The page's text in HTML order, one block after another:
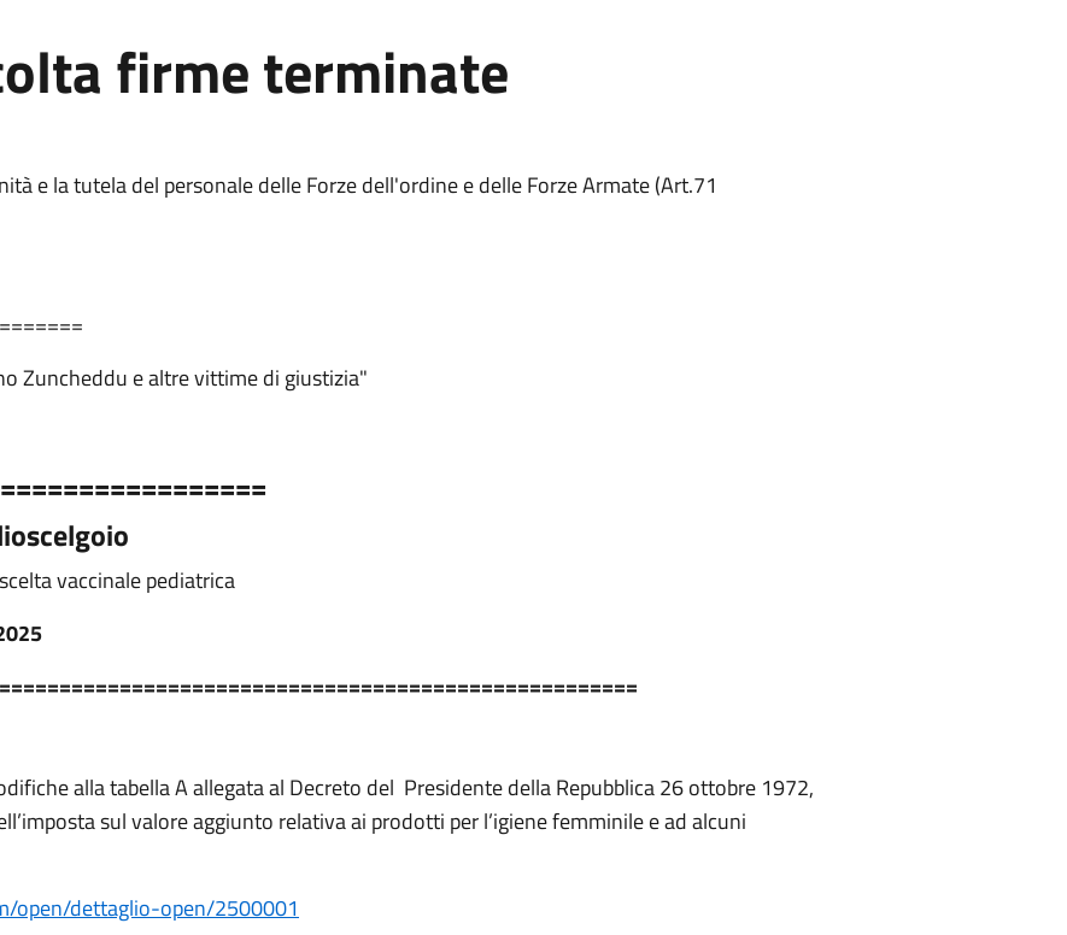
firme terminate
e la tutela del personale delle Forze dell'ordine e delle Forze Armate (Art.71
Zuncheddu e altre vittime di giustizia"
vaccinale pediatrica
alla tabella A allegata al Decreto del Presidente della Repubblica 26 ottobre 1972,
sul valore aggiunto relativa ai prodotti per l’igiene femminile e ad alcuni
open/dettaglio-open/2500001